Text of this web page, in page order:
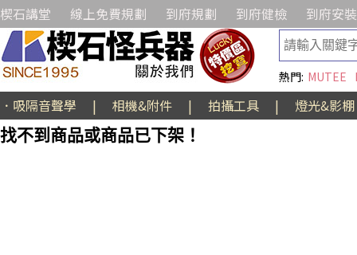
楔石講堂 線上免費規劃 到府規劃 到府健檢 到府安裝
熱門: MUTEE
．吸隔音聲學 | 相機&附件 | 拍攝工具 |
燈光&影棚
找不到商品或商品已下架！